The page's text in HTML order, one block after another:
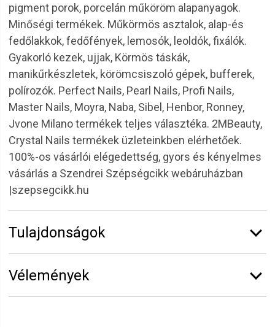
pigment porok, porcelán műköröm alapanyagok.
Minőségi termékek. Műkörmös asztalok, alap-és
fedőlakkok, fedőfények, lemosók, leoldók, fixálók.
Gyakorló kezek, ujjak, Körmös táskák,
manikűrkészletek, körömcsiszoló gépek, bufferek,
polírozók. Perfect Nails, Pearl Nails, Profi Nails,
Master Nails, Moyra, Naba, Sibel, Henbor, Ronney,
Jvone Milano termékek teljes választéka. 2MBeauty,
Crystal Nails termékek üzleteinkben elérhetőek.
100%-os vásárlói elégedettség, gyors és kényelmes
vásárlás a Szendrei Szépségcikk webáruházban
|szepsegcikk.hu
Tulajdonságok
Vélemények